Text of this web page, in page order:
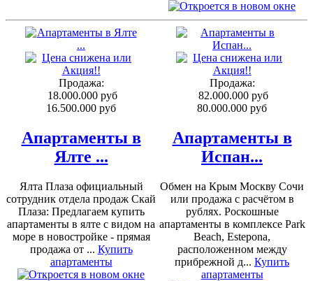
Продажа:
18.000.000 руб
16.500.000 руб
Апартаменты в
Ялте ...
Ялта Плаза официальный
сотрудник отдела продаж Скай
Плаза: Предлагаем купить
апартаменты в ялте с видом на
море в новостройке - прямая
продажа от ... Купить
апартаменты
Продажа:
82.000.000 руб
80.000.000 руб
Апартаменты в
Испан...
Обмен на Крым Москву Сочи
или продажа с расчётом в
рублях. Роскошные
апартаменты в комплексе Park
Beach, Estepona,
расположенном между
прибрежной д... Купить
апартаменты